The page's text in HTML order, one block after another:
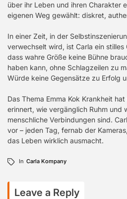
über ihr Leben und ihren Charakter
eigenen Weg gewählt: diskret,
In einer Zeit, in der
verwechselt wird, ist Carla ein stilles
dass wahre Größe keine Bühne
haben kann, ohne Schlagzeilen zu
Würde keine Gegensätze zu Erfolg
Das Thema Emma Kok Krankheit
erinnert, wie vergänglich Ruhm und
menschliche Verbindungen sind.
vor – jeden Tag, fernab der
das Leben wirklich ausmacht.
In Carla Kompany
Leave a Reply